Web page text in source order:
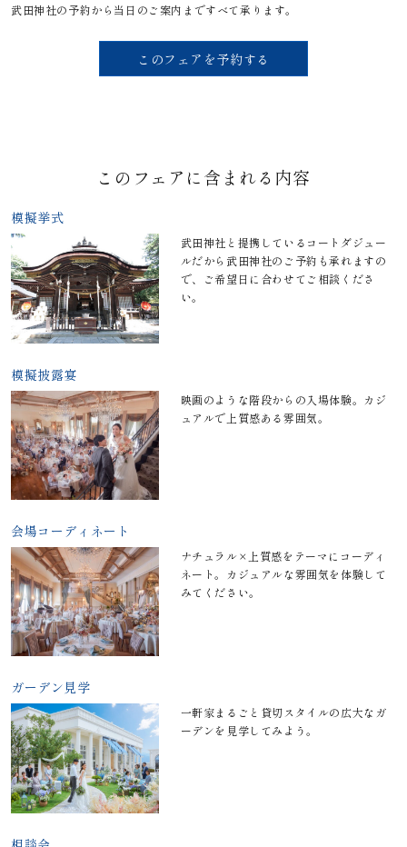
武田神社の予約から当日のご案内まですべて承ります。
このフェアを予約する
このフェアに含まれる内容
模擬挙式
武田神社と提携しているコートダジュー
ルだから武田神社のご予約も承れますの
で、ご希望日に合わせてご相談くださ
い。
模擬披露宴
映画のような階段からの入場体験。カジ
ュアルで上質感ある雰囲気。
会場コーディネート
ナチュラル×上質感をテーマにコーディ
ネート。カジュアルな雰囲気を体験して
みてください。
ガーデン見学
一軒家まるごと貸切スタイルの広大なガ
ーデンを見学してみよう。